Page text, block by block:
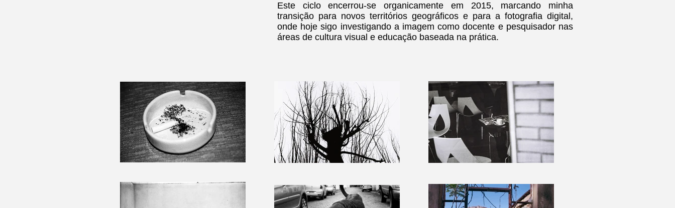
Este ciclo encerrou-se organicamente em 2015, marcando minha
transição para novos territórios geográficos e para a fotografia digital,
onde hoje sigo investigando a imagem como docente e pesquisador nas
áreas de cultura visual e educação baseada na prática.